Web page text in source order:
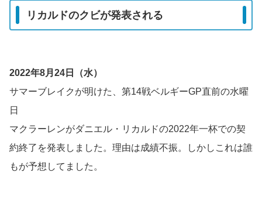
リカルドのクビが発表される
2022年8月24日（水）
サマーブレイクが明けた、第14戦ベルギーGP直前の水曜
日
マクラーレンがダニエル・リカルドの2022年一杯での契
約終了を発表しました。理由は成績不振。しかしこれは誰
もが予想してました。